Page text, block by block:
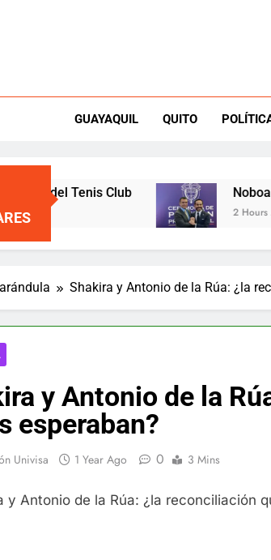
GUAYAQUIL QUITO
del Tenis Club Noboa
2 Hours Ago
Shakira y Antonio de la Rúa: ¿la
y Antonio de la
esperaban?
Univisa 1 Year Ago 0 3 Mins